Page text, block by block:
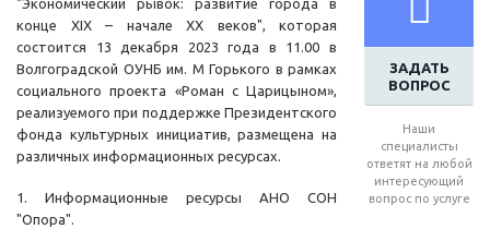
ЗАДАТЬ
ВОПРОС
Наши
специалисты
ответят на любой
интересующий
вопрос по услуге
"Экономический рывок: развитие города в
конце XIX – начале XX веков", которая
состоится 13 декабря 2023 года в 11.00 в
Волгоградской ОУНБ им. М Горького в рамках
социального проекта «Роман с Царицыном»,
реализуемого при поддержке Президентского
фонда культурных инициатив, размещена на
различных информационных ресурсах.
1. Информационные ресурсы АНО СОН
"Опора".